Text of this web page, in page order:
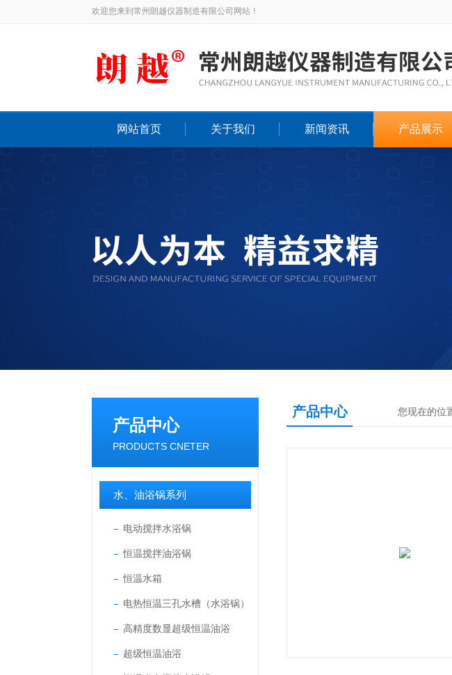
欢迎您来到常州朗越仪器制造有限公司网站！
网站首页 关于我们 新闻资讯 产品展示
产品中心
PRODUCTS CNETER
水、油浴锅系列
电动搅拌水浴锅
恒温搅拌油浴锅
恒温水箱
电热恒温三孔水槽（水浴锅）
高精度数显超级恒温油浴
超级恒温油浴
产品中心 您现在的位